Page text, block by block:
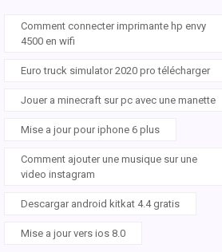
Comment connecter imprimante hp envy
4500 en wifi
Euro truck simulator 2020 pro télécharger
Jouer a minecraft sur pc avec une manette
Mise a jour pour iphone 6 plus
Comment ajouter une musique sur une
video instagram
Descargar android kitkat 4.4 gratis
Mise a jour vers ios 8.0